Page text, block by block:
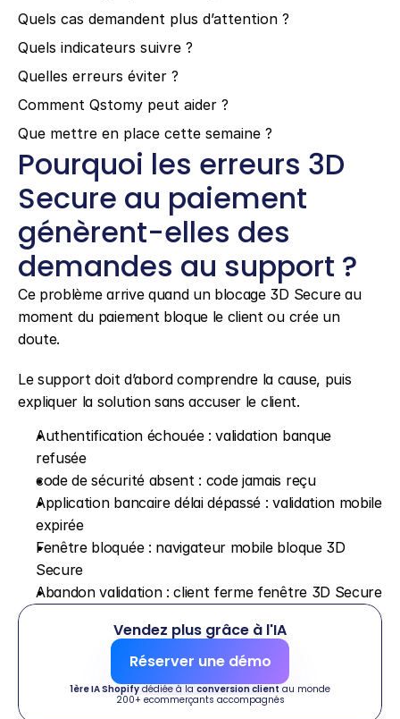
Quels cas demandent plus d’attention ?
Quels indicateurs suivre ?
Quelles erreurs éviter ?
Comment Qstomy peut aider ?
Que mettre en place cette semaine ?
Pourquoi les erreurs 3D
Secure au paiement
génèrent-elles des
demandes au support ?
Ce problème arrive quand un blocage 3D Secure au
moment du paiement bloque le client ou crée un
doute.
Le support doit d’abord comprendre la cause, puis
expliquer la solution sans accuser le client.
Authentification échouée : validation banque
refusée
code de sécurité absent : code jamais reçu
Application bancaire délai dépassé : validation mobile
expirée
Fenêtre bloquée : navigateur mobile bloque 3D
Secure
Abandon validation : client ferme fenêtre 3D Secure
Vendez plus grâce à l'IA
Réserver une démo
1ère IA Shopify dédiée à la conversion client au monde
200+ ecommerçants accompagnés